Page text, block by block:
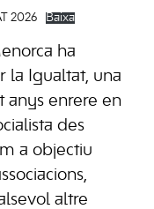
2026 Baixa
ha
la Igualtat, una
anys enrere en
des
a objectiu
altre